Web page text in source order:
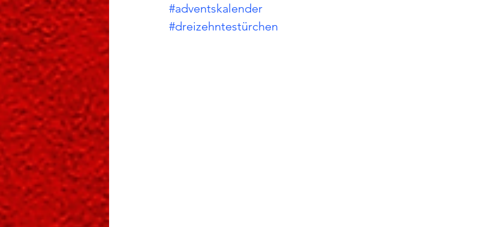
#adventskalender
#dreizehntestürchen